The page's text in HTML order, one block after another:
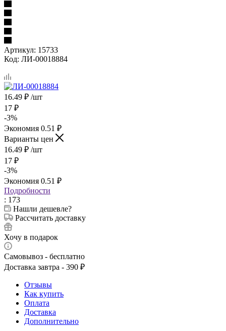
Артикул: 15733
Код: ЛИ-00018884
16.49 ₽ /шт
17 ₽
-3%
Экономия 0.51 ₽
Варианты цен
16.49 ₽ /шт
17 ₽
-3%
Экономия 0.51 ₽
Подробности
: 173
Нашли дешевле?
Рассчитать доставку
Хочу в подарок
Самовывоз - бесплатно
Доставка завтра - 390 ₽
Отзывы
Как купить
Оплата
Доставка
Дополнительно